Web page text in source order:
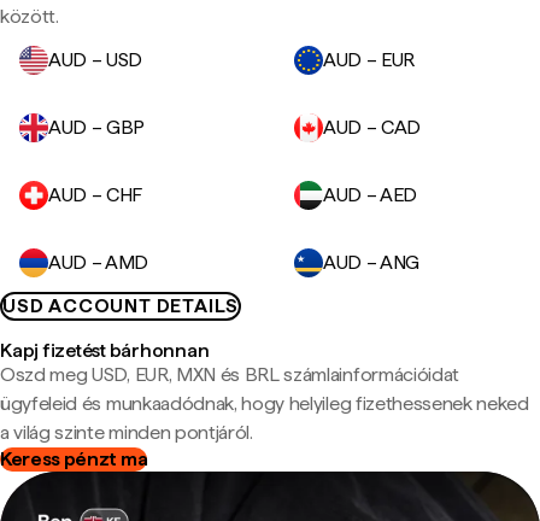
között.
AUD – USD
AUD – EUR
AUD – GBP AUD – CAD
AUD – CHF AUD – AED
AUD – AMD
AUD – ANG
USD ACCOUNT DETAILS
Kapj fizetést bárhonnan
Oszd meg USD, EUR, MXN és BRL számlainformációidat
ügyfeleid és munkaadódnak, hogy helyileg fizethessenek neked
a világ szinte minden pontjáról.
Keress pénzt ma